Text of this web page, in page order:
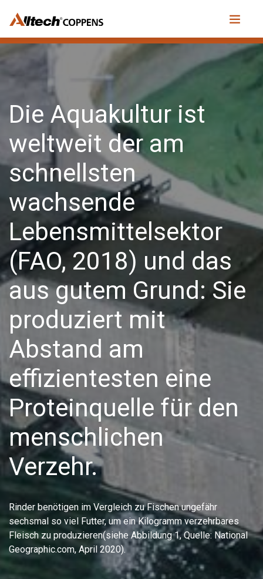
Die Aquakultur ist
weltweit der am
schnellsten
wachsende
Lebensmittelsektor
(FAO, 2018) und das
aus gutem Grund: Sie
produziert mit
Abstand am
effizientesten eine
Proteinquelle für den
menschlichen
Verzehr.
Rinder benötigen im Vergleich zu Fischen ungefähr
sechsmal so viel Futter, um ein Kilogramm verzehrbares
Fleisch zu produzieren(siehe Abbildung 1, Quelle: National
Geographic.com, April 2020).